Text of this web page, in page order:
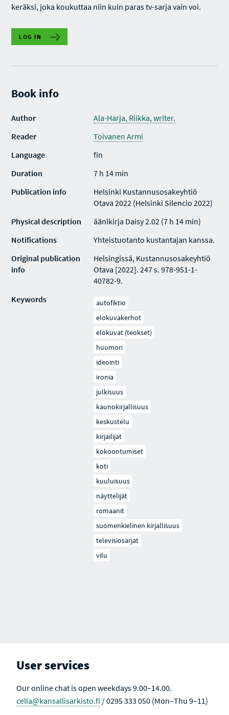
keräksi, joka koukuttaa niin kuin paras tv-sarja vain voi.
LOG IN
Book info
Author
Ala-Harja, Riikka, writer.
Reader
Toivanen Armi
Language
fin
Duration
7 h 14 min
Publication info
Helsinki Kustannusosakeyhtiö
Otava 2022 (Helsinki Silencio 2022)
Physical description
äänikirja Daisy 2.02 (7 h 14 min)
Notifications
Yhteistuotanto kustantajan kanssa.
Original publication
info
Helsingissä, Kustannusosakeyhtiö
Otava [2022]. 247 s. 978-951-1-
40782-9.
Keywords
autofiktio
elokuvakerhot
elokuvat (teokset)
huumori
ideointi
ironia
julkisuus
kaunokirjallisuus
keskustelu
kirjailijat
kokoontumiset
koti
kuuluisuus
näyttelijät
romaanit
suomenkielinen kirjallisuus
televisiosarjat
vilu
User services
Our online chat is open weekdays 9.00–14.00.
celia@kansallisarkisto.fi / 0295 333 050 (Mon–Thu 9–11)